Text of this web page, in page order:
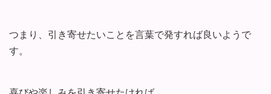
つまり、引き寄せたいことを言葉で発すれば良いようで
す。